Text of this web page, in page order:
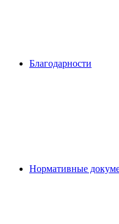
Благодарности
Нормативные